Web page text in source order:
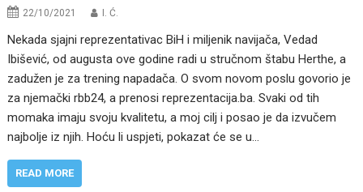
22/10/2021 I. Ć.
Nekada sjajni reprezentativac BiH i miljenik navijača, Vedad
Ibišević, od augusta ove godine radi u stručnom štabu Herthe, a
zadužen je za trening napadača. O svom novom poslu govorio je
za njemački rbb24, a prenosi reprezentacija.ba. Svaki od tih
momaka imaju svoju kvalitetu, a moj cilj i posao je da izvučem
najbolje iz njih. Hoću li uspjeti, pokazat će se u…
READ MORE